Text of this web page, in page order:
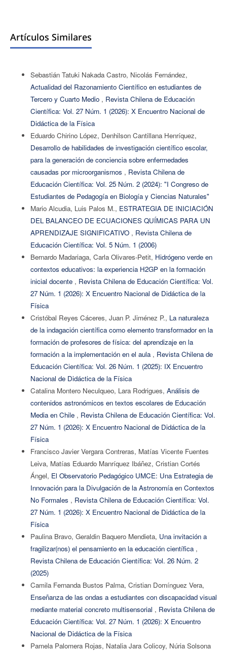
Artículos Similares
Sebastián Tatuki Nakada Castro, Nicolás Fernández,
Actualidad del Razonamiento Científico en estudiantes de
Tercero y Cuarto Medio , Revista Chilena de Educación
Científica: Vol. 27 Núm. 1 (2026): X Encuentro Nacional de
Didáctica de la Física
Eduardo Chirino López, Denhilson Cantillana Henríquez,
Desarrollo de habilidades de investigación científico escolar,
para la generación de conciencia sobre enfermedades
causadas por microorganismos , Revista Chilena de
Educación Científica: Vol. 25 Núm. 2 (2024): "I Congreso de
Estudiantes de Pedagogía en Biología y Ciencias Naturales"
Mario Alcudia, Luis Palos M., ESTRATEGIA DE INICIACIÓN
DEL BALANCEO DE ECUACIONES QUÍMICAS PARA UN
APRENDIZAJE SIGNIFICATIVO , Revista Chilena de
Educación Científica: Vol. 5 Núm. 1 (2006)
Bernardo Madariaga, Carla Olivares-Petit, Hidrógeno verde en
contextos educativos: la experiencia H2GP en la formación
inicial docente , Revista Chilena de Educación Científica: Vol.
27 Núm. 1 (2026): X Encuentro Nacional de Didáctica de la
Física
Cristóbal Reyes Cáceres, Juan P. Jiménez P., La naturaleza
de la indagación científica como elemento transformador en la
formación de profesores de física: del aprendizaje en la
formación a la implementación en el aula , Revista Chilena de
Educación Científica: Vol. 26 Núm. 1 (2025): IX Encuentro
Nacional de Didáctica de la Física
Catalina Montero Neculqueo, Lara Rodrigues, Análisis de
contenidos astronómicos en textos escolares de Educación
Media en Chile , Revista Chilena de Educación Científica: Vol.
27 Núm. 1 (2026): X Encuentro Nacional de Didáctica de la
Física
Francisco Javier Vergara Contreras, Matías Vicente Fuentes
Leiva, Matías Eduardo Manríquez Ibáñez, Cristian Cortés
Ángel, El Observatorio Pedagógico UMCE: Una Estrategia de
Innovación para la Divulgación de la Astronomía en Contextos
No Formales , Revista Chilena de Educación Científica: Vol.
27 Núm. 1 (2026): X Encuentro Nacional de Didáctica de la
Física
Paulina Bravo, Geraldin Baquero Mendieta, Una invitación a
fragilizar(nos) el pensamiento en la educación científica ,
Revista Chilena de Educación Científica: Vol. 26 Núm. 2
(2025)
Camila Fernanda Bustos Palma, Cristian Domínguez Vera,
Enseñanza de las ondas a estudiantes con discapacidad visual
mediante material concreto multisensorial , Revista Chilena de
Educación Científica: Vol. 27 Núm. 1 (2026): X Encuentro
Nacional de Didáctica de la Física
Pamela Palomera Rojas, Natalia Jara Colicoy, Núria Solsona